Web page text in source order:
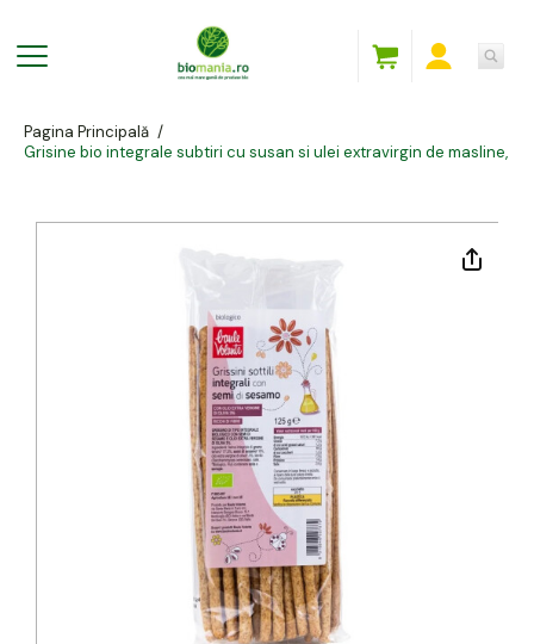
Pagina Principală /
Grisine bio integrale subtiri cu susan si ulei extravirgin de masline,